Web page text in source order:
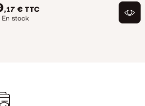
,17 € TTC
En stock